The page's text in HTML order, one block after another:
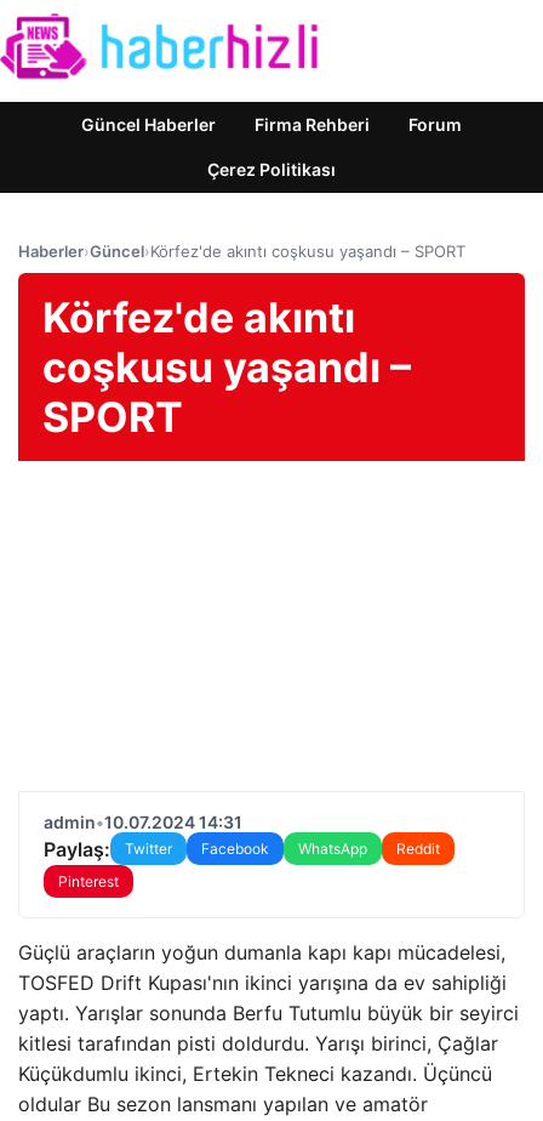
Güncel Haberler Firma Rehberi Forum
Çerez Politikası
Haberler›Güncel›Körfez'de akıntı coşkusu yaşandı – SPORT
Körfez'de akıntı
coşkusu yaşandı –
SPORT
admin•10.07.2024 14:31
Paylaş: Twitter Facebook WhatsApp
Reddit
Pinterest
Güçlü araçların yoğun dumanla kapı kapı mücadelesi,
TOSFED Drift Kupası'nın ikinci yarışına da ev sahipliği
yaptı. Yarışlar sonunda Berfu Tutumlu büyük bir seyirci
kitlesi tarafından pisti doldurdu. Yarışı birinci, Çağlar
Küçükdumlu ikinci, Ertekin Tekneci kazandı. Üçüncü
oldular Bu sezon lansmanı yapılan ve amatör